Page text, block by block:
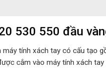
530 550 đầu
máy tính xách tay có cấu tạo
cắm vào máy tính xách